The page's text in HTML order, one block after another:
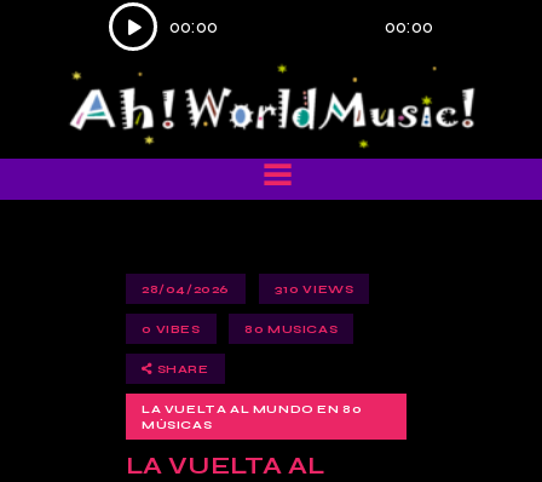
Reproductor
de
audio
00:00 00:00
28/04/2026 310 VIEWS
0 VIBES 80 MUSICAS
SHARE
LA VUELTA AL MUNDO EN 80
MÚSICAS
LA VUELTA AL